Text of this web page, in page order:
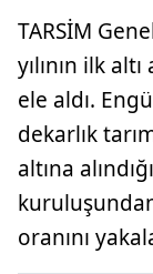
TARSİM
yılının ilk
ele aldı.
dekarlık
altına
oranını